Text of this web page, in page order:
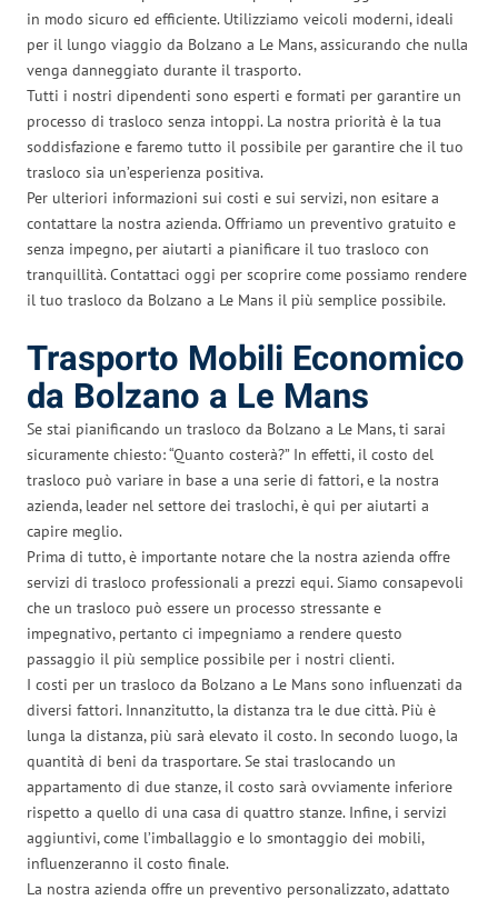
in modo sicuro ed efficiente. Utilizziamo veicoli moderni, ideali
per il lungo viaggio da Bolzano a Le Mans, assicurando che nulla
venga danneggiato durante il trasporto.
Tutti i nostri dipendenti sono esperti e formati per garantire un
processo di trasloco senza intoppi. La nostra priorità è la tua
soddisfazione e faremo tutto il possibile per garantire che il tuo
trasloco sia un’esperienza positiva.
Per ulteriori informazioni sui costi e sui servizi, non esitare a
contattare la nostra azienda. Offriamo un preventivo gratuito e
senza impegno, per aiutarti a pianificare il tuo trasloco con
tranquillità. Contattaci oggi per scoprire come possiamo rendere
il tuo trasloco da Bolzano a Le Mans il più semplice possibile.
Trasporto Mobili Economico
da Bolzano a Le Mans
Se stai pianificando un trasloco da Bolzano a Le Mans, ti sarai
sicuramente chiesto: “Quanto costerà?” In effetti, il costo del
trasloco può variare in base a una serie di fattori, e la nostra
azienda, leader nel settore dei traslochi, è qui per aiutarti a
capire meglio.
Prima di tutto, è importante notare che la nostra azienda offre
servizi di trasloco professionali a prezzi equi. Siamo consapevoli
che un trasloco può essere un processo stressante e
impegnativo, pertanto ci impegniamo a rendere questo
passaggio il più semplice possibile per i nostri clienti.
I costi per un trasloco da Bolzano a Le Mans sono influenzati da
diversi fattori. Innanzitutto, la distanza tra le due città. Più è
lunga la distanza, più sarà elevato il costo. In secondo luogo, la
quantità di beni da trasportare. Se stai traslocando un
appartamento di due stanze, il costo sarà ovviamente inferiore
rispetto a quello di una casa di quattro stanze. Infine, i servizi
aggiuntivi, come l’imballaggio e lo smontaggio dei mobili,
influenzeranno il costo finale.
La nostra azienda offre un preventivo personalizzato, adattato